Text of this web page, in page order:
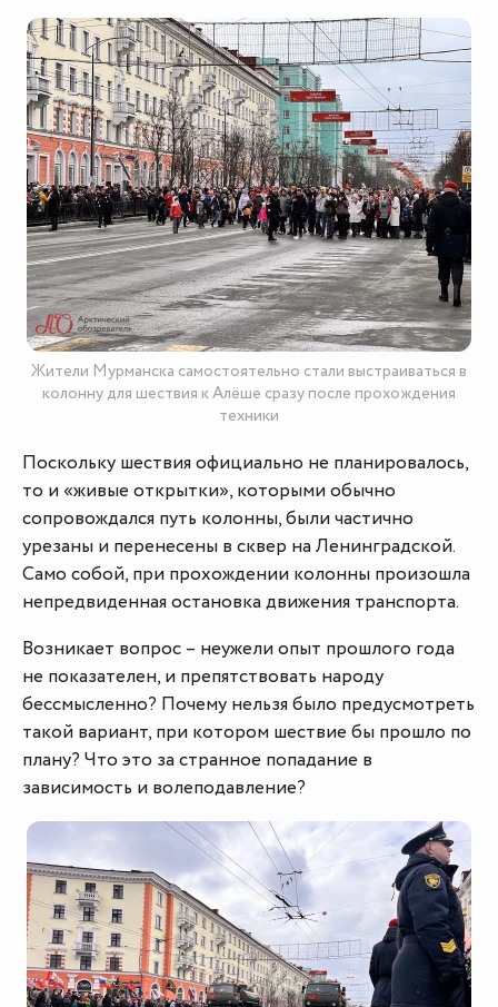
Жители Мурманска самостоятельно стали выстраиваться в
колонну для шествия к Алёше сразу после прохождения
техники
Поскольку шествия официально не планировалось,
то и «живые открытки», которыми обычно
сопровождался путь колонны, были частично
урезаны и перенесены в сквер на Ленинградской.
Само собой, при прохождении колонны произошла
непредвиденная остановка движения транспорта.
Возникает вопрос – неужели опыт прошлого года
не показателен, и препятствовать народу
бессмысленно? Почему нельзя было предусмотреть
такой вариант, при котором шествие бы прошло по
плану? Что это за странное попадание в
зависимость и волеподавление?